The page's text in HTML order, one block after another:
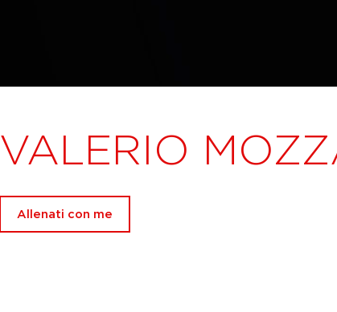
VALERIO
Allenati con me